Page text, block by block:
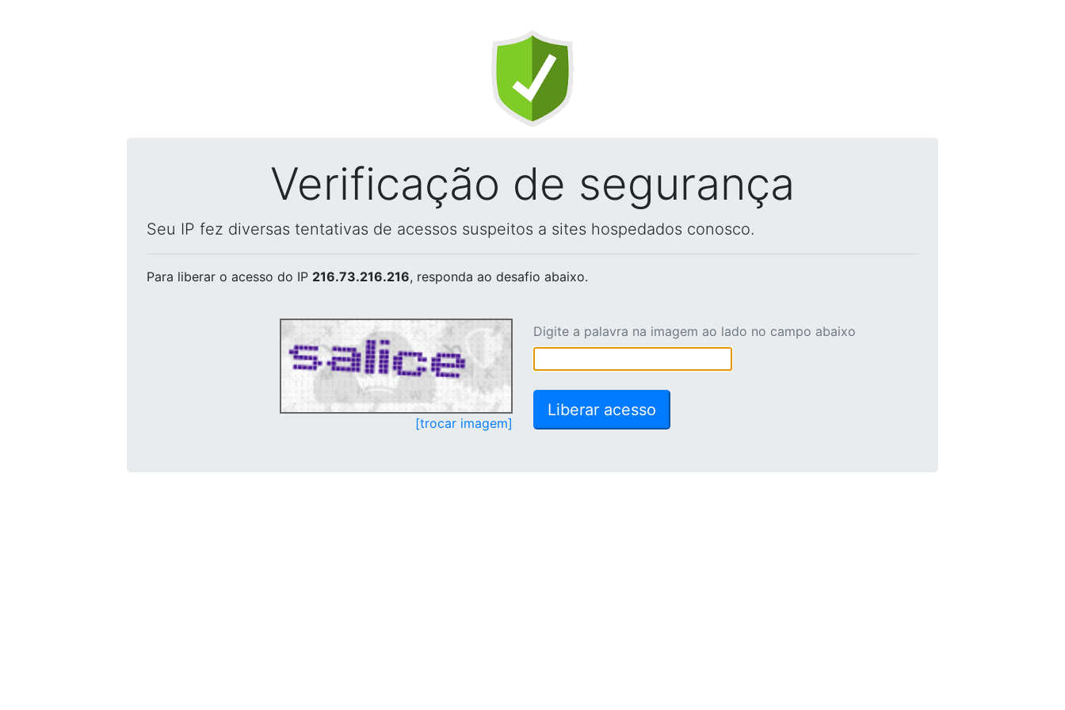
Verificação de segurança
Seu IP fez diversas tentativas de acessos suspeitos a sites hospedados conosco.
Para liberar o acesso do IP 216.73.216.216, responda ao desafio abaixo.
[trocar imagem]
Digite a palavra na imagem ao lado no campo abaixo